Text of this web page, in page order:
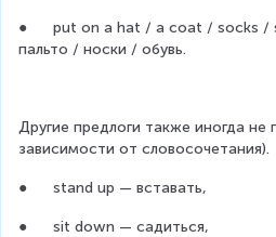
●      put on a hat / a coat / socks
пальто / носки / обувь.
Другие предлоги также иногда не
зависимости от словосочетания).
●      stand up — вставать,
●      sit down — садиться,